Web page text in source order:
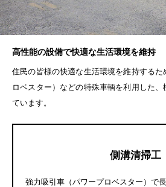
高性能の設備で快適な生活環境を維持
住民の皆様の快適な生活環境を維持する
ロベスター）などの特殊車輌を利用した
ています。
側溝清掃工
強力吸引車（パワープロベスター）で